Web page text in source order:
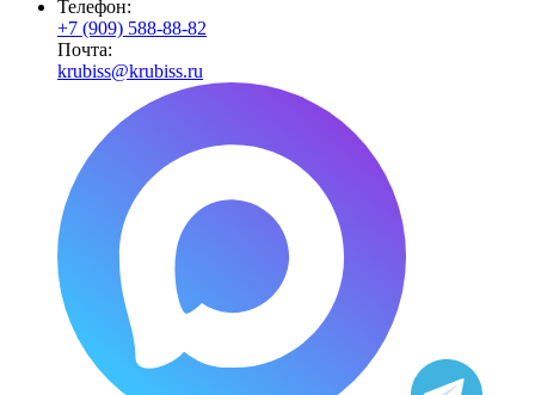
Телефон:
+7 (909) 588-88-82
Почта:
krubiss@krubiss.ru